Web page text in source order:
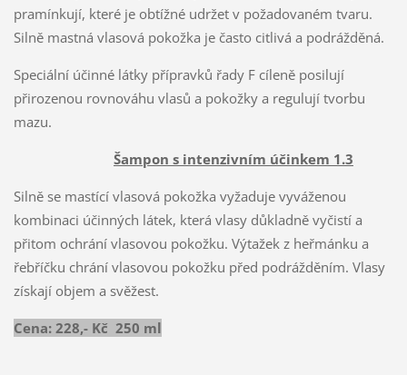
pramínkují, které je obtížné udržet v požadovaném tvaru.
Silně mastná vlasová pokožka je často citlivá a podrážděná.
Speciální účinné látky přípravků řady F cíleně posilují
přirozenou rovnováhu vlasů a pokožky a regulují tvorbu
mazu.
Šampon s intenzivním účinkem 1.3
Silně se mastící vlasová pokožka vyžaduje vyváženou
kombinaci účinných látek, která vlasy důkladně vyčistí a
přitom ochrání vlasovou pokožku. Výtažek z heřmánku a
řebříčku chrání vlasovou pokožku před podrážděním. Vlasy
získají objem a svěžest.
Cena: 228,- Kč 250 ml